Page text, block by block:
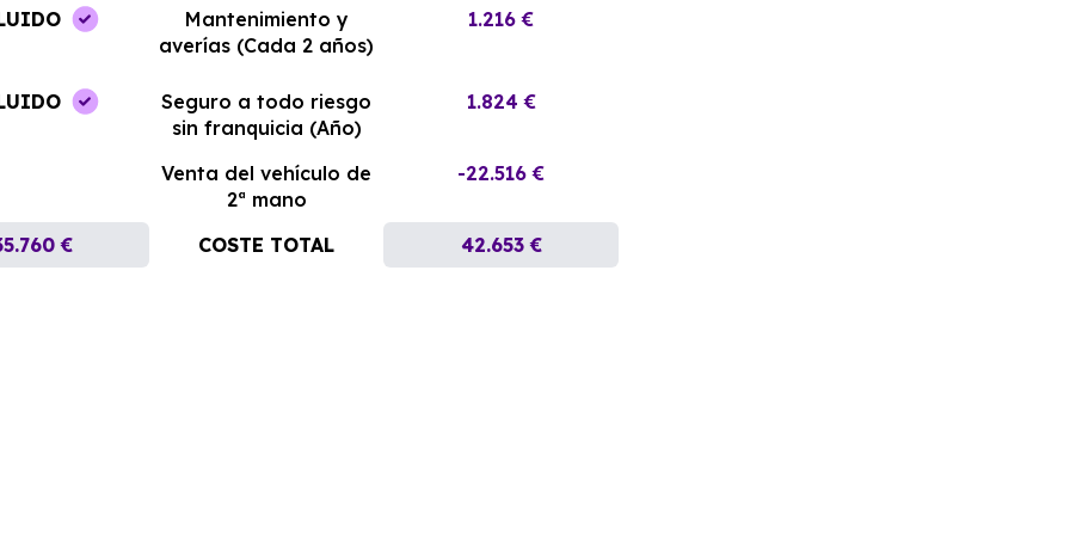
Mantenimiento y
averías (Cada 2 años)
1.216 €
Seguro a todo riesgo
sin franquicia (Año)
1.824 €
Venta del vehículo de
2ª mano
-22.516 €
€ COSTE TOTAL 42.653 €